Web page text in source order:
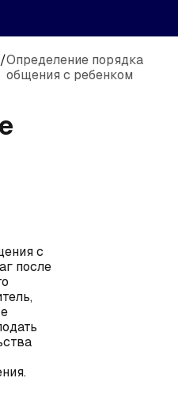
/Определение порядка
общения с ребенком
с
после